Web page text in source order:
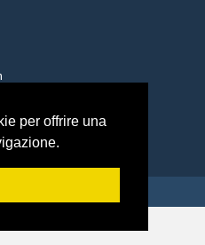
per offrire una
SAGL